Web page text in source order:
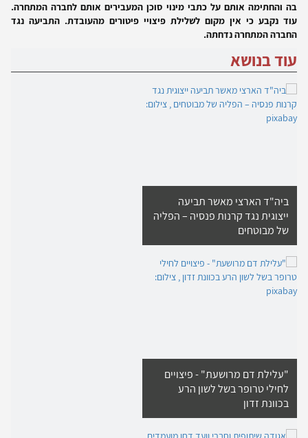
בה והחתימה אותם על כתבי מינוי סוכן המעבירים אותם לחברה המתחרה.
עוד נקבע כי אין מקום לשלילת פיצויי פיטורים מהעובדת. התביעה נגד
החברה המתחרה נדחתה.
עוד בנושא
ביה"ד הארצי מאשר תביעה
ייצוגית נגד קרנות פנסיה – הפליה
של מבוטחים
"עלילת דם מרושעת" - פיצויים
לחילי טרופר בשל לשון הרע
בכוונת זדון